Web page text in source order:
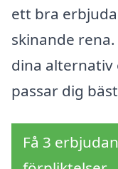
ett bra
skinande
dina alternativ
passar dig
Få 3